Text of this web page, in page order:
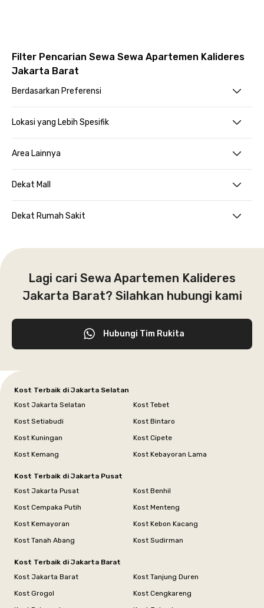
Filter Pencarian Sewa Sewa Apartemen Kalideres
Jakarta Barat
Berdasarkan Preferensi
Lokasi yang Lebih Spesifik
Area Lainnya
Dekat Mall
Dekat Rumah Sakit
Lagi cari Sewa Apartemen Kalideres
Jakarta Barat? Silahkan hubungi kami
Hubungi Tim Rukita
Kost Terbaik di Jakarta Selatan
Kost Jakarta Selatan
Kost Tebet
Kost Setiabudi
Kost Bintaro
Kost Kuningan
Kost Cipete
Kost Kemang
Kost Kebayoran Lama
Kost Terbaik di Jakarta Pusat
Kost Jakarta Pusat
Kost Benhil
Kost Cempaka Putih
Kost Menteng
Kost Kemayoran
Kost Kebon Kacang
Kost Tanah Abang
Kost Sudirman
Kost Terbaik di Jakarta Barat
Kost Jakarta Barat
Kost Tanjung Duren
Kost Grogol
Kost Cengkareng